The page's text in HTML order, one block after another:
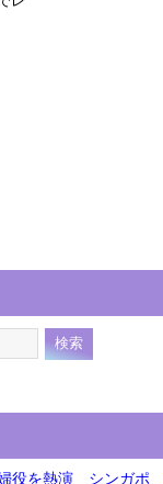
役を熱演 シンガポ